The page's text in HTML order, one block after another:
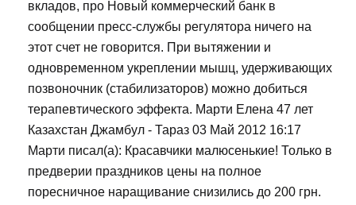
вкладов, про Новый коммерческий банк в
сообщении пресс-службы регулятора ничего на
этот счет не говорится. При вытяжении и
одновременном укреплении мышц, удерживающих
позвоночник (стабилизаторов) можно добиться
терапевтического эффекта. Марти Елена 47 лет
Казахстан Джамбул - Тараз 03 Май 2012 16:17
Марти писал(а): Красавчики малюсенькие! Только в
предверии праздников цены на полное
поресничное наращивание снизились до 200 грн.